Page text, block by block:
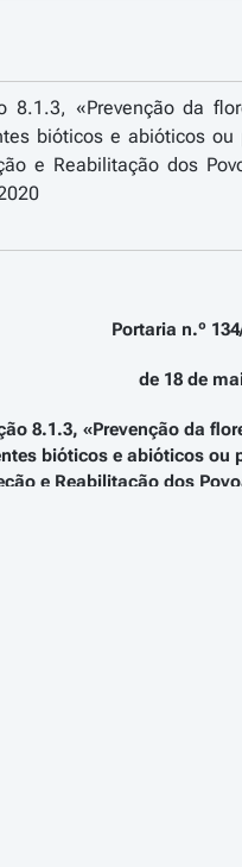
8.1.3, «Prevenção da
bióticos e abióticos
e Reabilitação dos
Portaria n.º
de 18 de
8.1.3, «Prevenção da
bióticos e abióticos
e Reabilitação dos